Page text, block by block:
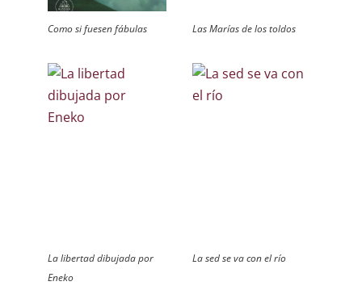
Como si fuesen fábulas Las Marías de los toldos
La libertad dibujada por
Eneko
La sed se va con el río